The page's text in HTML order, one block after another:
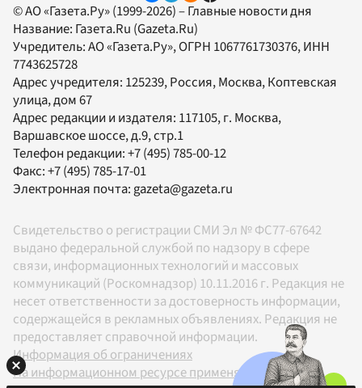
© АО «Газета.Ру» (1999-2026) – Главные новости дня
Название: Газета.Ru (Gazeta.Ru)
Учредитель:АО «Газета.Ру», ОГРН 1067761730376, ИНН
7743625728
Адрес учредителя: 125239, Россия, Москва, Коптевская
улица, дом 67
Адрес редакции и издателя: 117105, г. Москва,
Варшавское шоссе, д.9, стр.1
Телефон редакции:+7 (495) 785-00-12
Факс:+7 (495) 785-17-01
Электронная почта:gazeta@gazeta.ru
Свидетельство о регистрации СМИ Эл № ФС77-67642
выдано федеральной службой по надзору в сфере
связи, информационных технологий и массовых
коммуникаций (Роскомнадзор) 10.11.2016 г. Редакция не
несет ответственности за достоверность информации,
содержащейся в рекламных объявлениях. Редакция не
предоставляет справочной информации.
Информация об ограничениях
На информационном ресурсе применяются